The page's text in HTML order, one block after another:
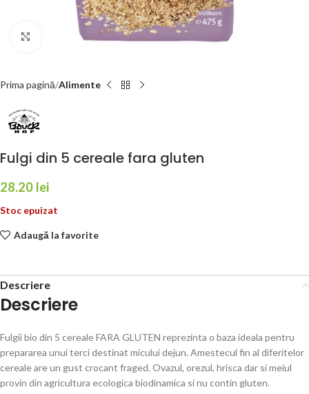
Faceți click pentru a mări
Prima pagină Alimente
Fulgi din 5 cereale fara gluten
28.20 lei
Stoc epuizat
Adaugă la favorite
Descriere
Descriere
Fulgii bio din 5 cereale FARA GLUTEN reprezinta o baza ideala pentru
prepararea unui terci destinat micului dejun. Amestecul fin al diferitelor
cereale are un gust crocant fraged. Ovazul, orezul, hrisca dar si meiul
provin din agricultura ecologica biodinamica si nu contin gluten.